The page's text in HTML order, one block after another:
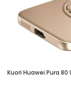
Kuori Huawei Pura